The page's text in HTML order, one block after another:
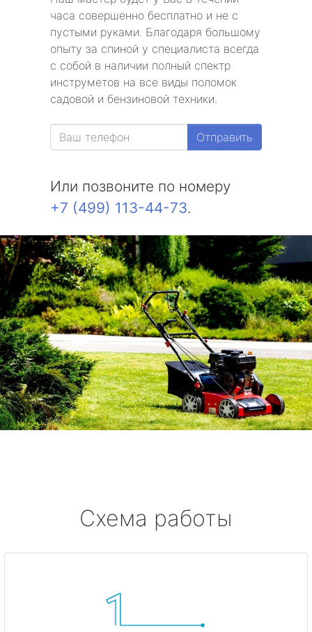
часа совершенно бесплатно и не с
пустыми руками. Благодаря большому
опыту за спиной у специалиста всегда
с собой в наличии полный спектр
инструметов на все виды поломок
садовой и бензиновой техники.
Отправить
Или позвоните по номеру
+7 (499) 113-44-73.
Схема работы